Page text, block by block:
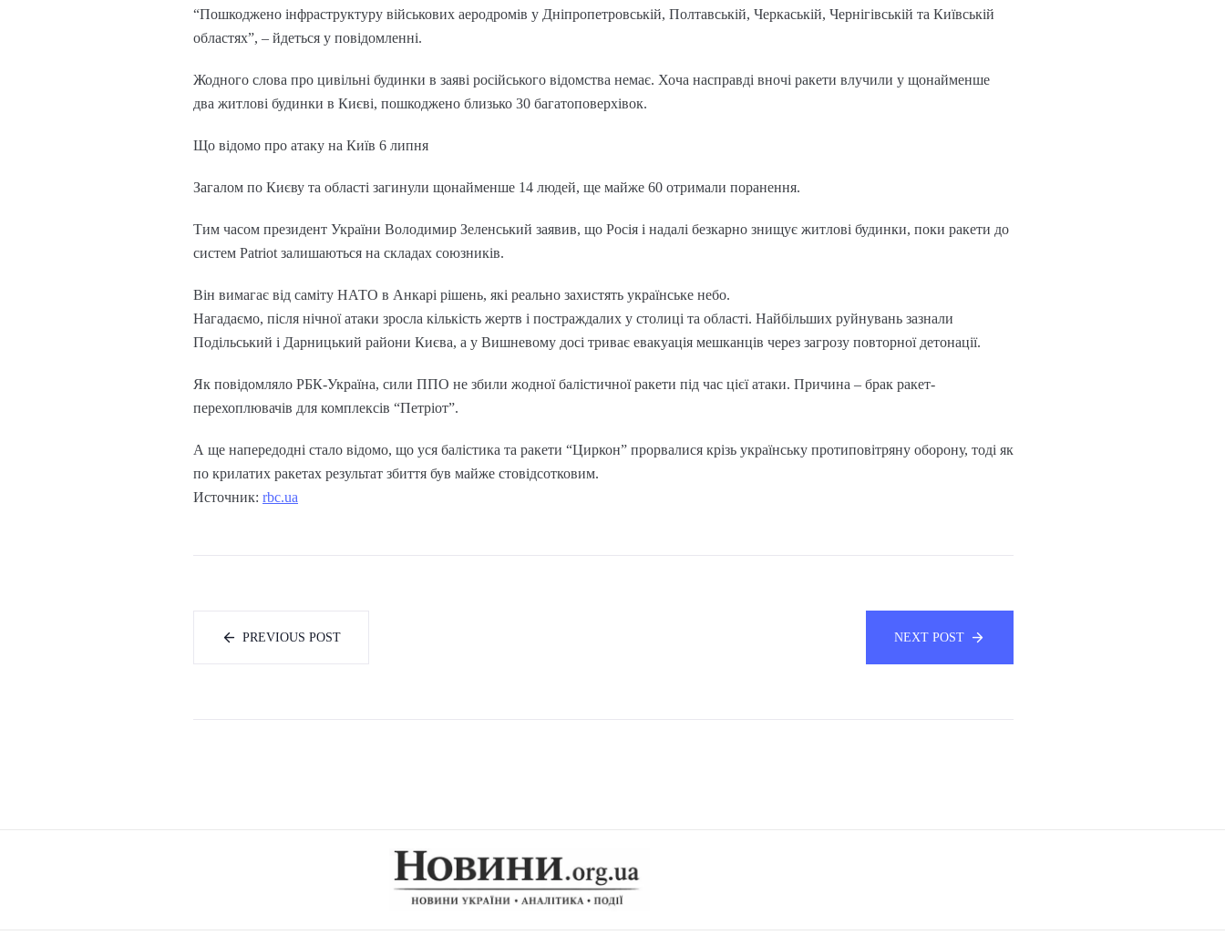
“Пошкоджено інфраструктуру військових аеродромів у Дніпропетровській, Полтавській, Черкаській, Чернігівській та Київській
областях”, – йдеться у повідомленні.
Жодного слова про цивільні будинки в заяві російського відомства немає. Хоча насправді вночі ракети влучили у щонайменше
два житлові будинки в Києві, пошкоджено близько 30 багатоповерхівок.
Що відомо про атаку на Київ 6 липня
Загалом по Києву та області загинули щонайменше 14 людей, ще майже 60 отримали поранення.
Тим часом президент України Володимир Зеленський заявив, що Росія і надалі безкарно знищує житлові будинки, поки ракети до
систем Patriot залишаються на складах союзників.
Він вимагає від саміту НАТО в Анкарі рішень, які реально захистять українське небо.
Нагадаємо, після нічної атаки зросла кількість жертв і постраждалих у столиці та області. Найбільших руйнувань зазнали
Подільський і Дарницький райони Києва, а у Вишневому досі триває евакуація мешканців через загрозу повторної детонації.
Як повідомляло РБК-Україна, сили ППО не збили жодної балістичної ракети під час цієї атаки. Причина – брак ракет-
перехоплювачів для комплексів “Петріот”.
А ще напередодні стало відомо, що уся балістика та ракети “Циркон” прорвалися крізь українську протиповітряну оборону, тоді як
по крилатих ракетах результат збиття був майже стовідсотковим.
Источник: rbc.ua
PREVIOUS POST NEXT POST